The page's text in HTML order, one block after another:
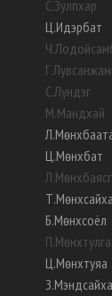
С.Зулпхар
Ц.Идэрбат
Ч.
Г.
С.Лүндэг
М.Мандхай
Л.
Ц.Мөнхбат
Л.
Т.
Б.Мөнхсоёл
П.Мөнхтулга
Ц.Мөнхтуяа
З.